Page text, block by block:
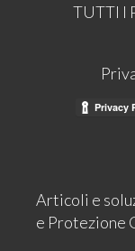
TUTTI I
Articoli e
e Protezione